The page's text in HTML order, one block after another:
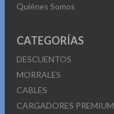
Quiénes Somos
CATEGORÍAS
DESCUENTOS
MORRALES
CABLES
CARGADORES PREMIUM